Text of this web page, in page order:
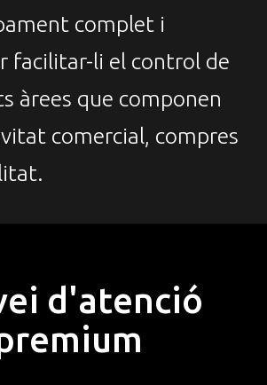
complet i
facilitar-li el control de
àrees que componen
comercial, compres
d'atenció